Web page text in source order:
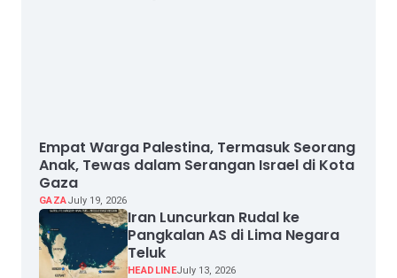
Empat Warga Palestina, Termasuk Seorang
Anak, Tewas dalam Serangan Israel di Kota
Gaza
GAZAJuly 19, 2026
Iran Luncurkan Rudal ke
Pangkalan AS di Lima Negara
Teluk
HEADLINEJuly 13, 2026